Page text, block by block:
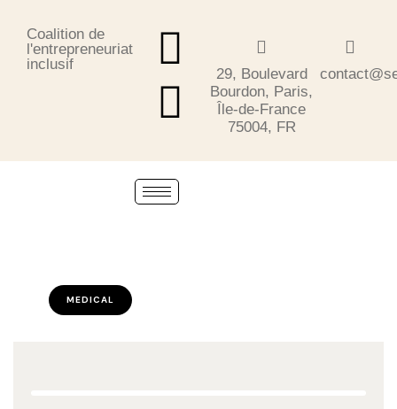
Coalition de
l'entrepreneuriat
inclusif
29, Boulevard
Bourdon, Paris,
Île-de-France
75004, FR
MEDICAL